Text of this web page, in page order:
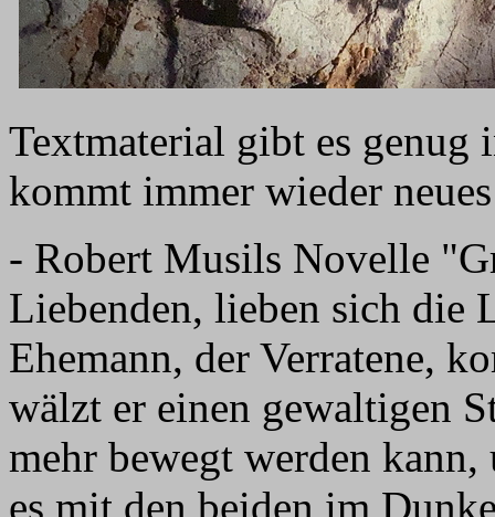
Textmaterial gibt es genug
kommt immer wieder
- Robert Musils Novelle
Liebenden, lieben sich die
Ehemann, der Verratene,
wälzt er einen gewaltigen
mehr bewegt werden
es mit den beiden im